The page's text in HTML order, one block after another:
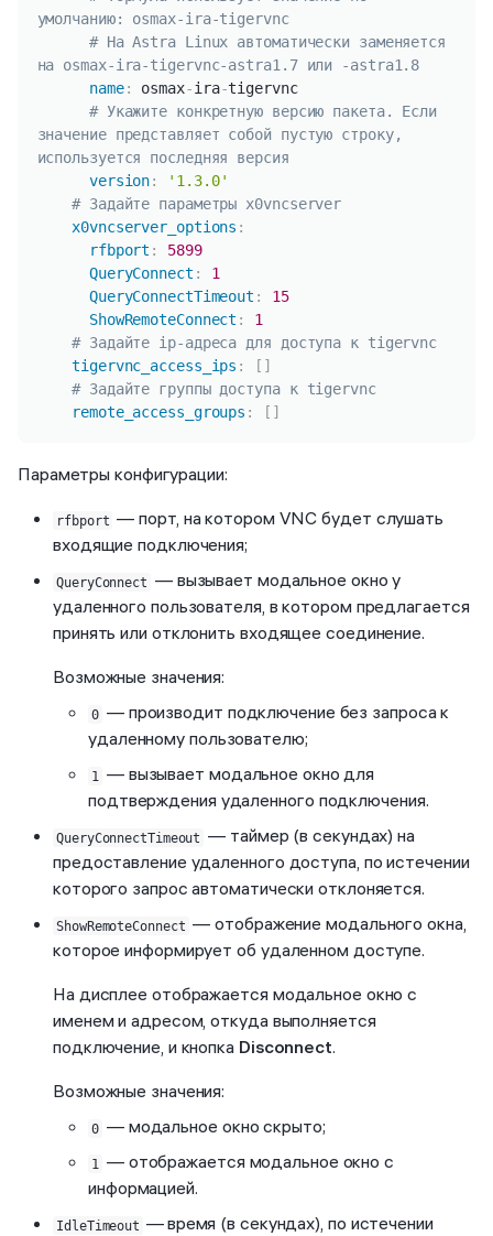
умолчанию: osmax-ira-tigervnc
# На Astra Linux автоматически заменяется
на osmax-ira-tigervnc-astra1.7 или -astra1.8
name: osmax-ira-tigervnc
# Укажите конкретную версию пакета. Если
значение представляет собой пустую строку,
используется последняя версия
version:
'1.3.0'
# Задайте параметры x0vncserver
x0vncserver_options :
rfbport :
5899
QueryConnect :
1
QueryConnectTimeout :
15
ShowRemoteConnect :
1
# Задайте ip-адреса для доступа к tigervnc
tigervnc_access_ips : [ ]
# Задайте группы доступа к tigervnc
remote_access_groups : [ ]
Параметры конфигурации:
rfbport — порт, на котором VNC будет слушать
входящие подключения;
QueryConnect — вызывает модальное окно у
удаленного пользователя, в котором предлагается
принять или отклонить входящее соединение.
Возможные значения:
0 — производит подключение без запроса к
удаленному пользователю;
1
— вызывает модальное окно для
подтверждения удаленного подключения.
QueryConnectTimeout — таймер (в секундах) на
предоставление удаленного доступа, по истечении
которого запрос автоматически отклоняется.
ShowRemoteConnect — отображение модального окна,
которое информирует об удаленном доступе.
На дисплее отображается модальное окно с
именем и адресом, откуда выполняется
подключение, и кнопка Disconnect.
Возможные значения:
0 — модальное окно скрыто;
1
— отображается модальное окно с
информацией.
IdleTimeout — время (в секундах), по истечении